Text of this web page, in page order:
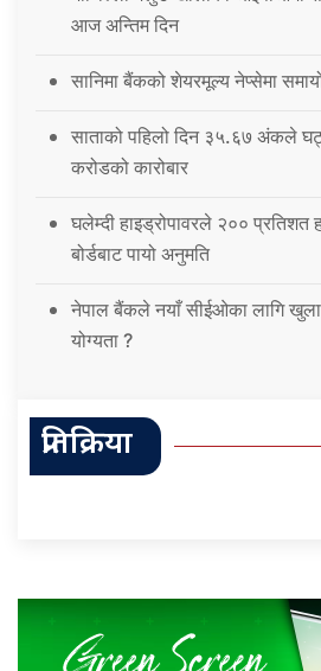
आज अन्तिम दिन
सानिमा बैंकको शेयरमूल्य नेप्सेमा
साताको पहिलो दिन ३५.६७ अंकले
करोडको कारोबार
घलेम्दी हाइड्रोपावरले २०० प्रतिशत
बोर्डबाट पायो अनुमति
नेपाल बैंकले नयाँ सीईओका लागि
योग्यता ?
प्रतिक्रिया